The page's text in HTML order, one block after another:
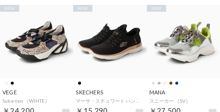
VEGE
Suke-ten （WIHTE）
NEW
SKECHERS
NEW
MANA
スニーカー （SV）
NEW